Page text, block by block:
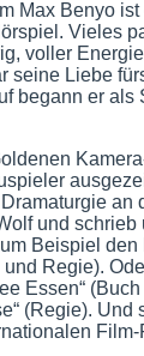
Max Benyo ist
Vieles
voller
seine Liebe
begann er als
an
und schrieb
Beispiel
und Regie).
Essen“
(Regie). Und